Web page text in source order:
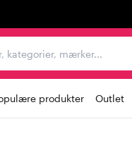
kategorier, mærker...
produkter Outlet